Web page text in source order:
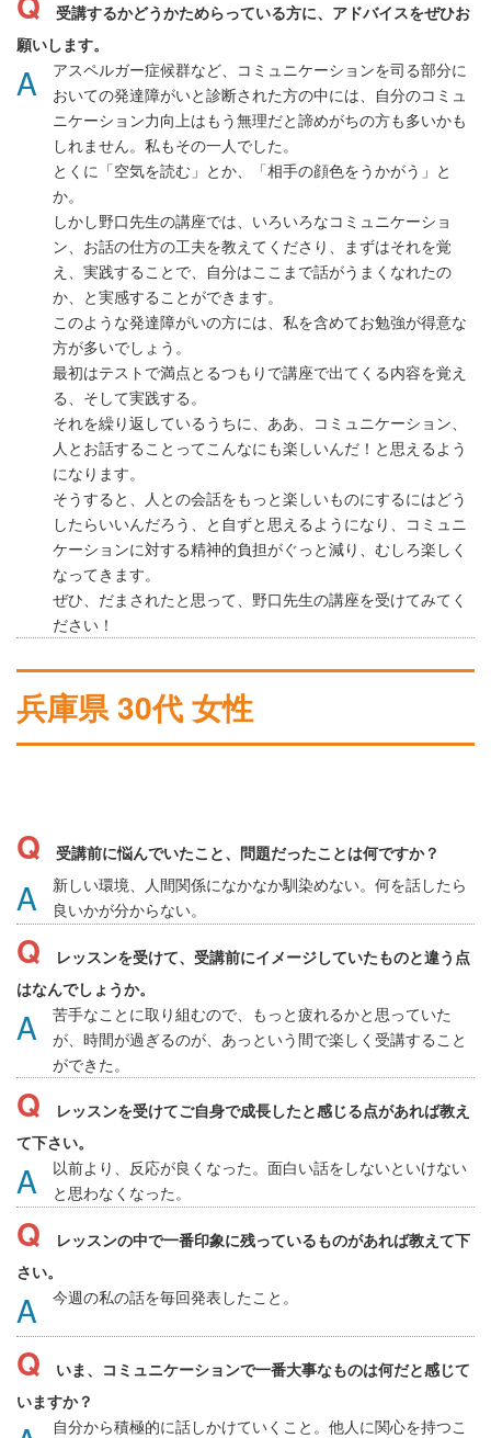
受講するかどうかためらっている方に、アドバイスをぜひお
願いします。
アスペルガー症候群など、コミュニケーションを司る部分に
おいての発達障がいと診断された方の中には、自分のコミュ
ニケーション力向上はもう無理だと諦めがちの方も多いかも
しれません。私もその一人でした。
とくに「空気を読む」とか、「相手の顔色をうかがう」と
か。
しかし野口先生の講座では、いろいろなコミュニケーショ
ン、お話の仕方の工夫を教えてくださり、まずはそれを覚
え、実践することで、自分はここまで話がうまくなれたの
か、と実感することができます。
このような発達障がいの方には、私を含めてお勉強が得意な
方が多いでしょう。
最初はテストで満点とるつもりで講座で出てくる内容を覚え
る、そして実践する。
それを繰り返しているうちに、ああ、コミュニケーション、
人とお話することってこんなにも楽しいんだ！と思えるよう
になります。
そうすると、人との会話をもっと楽しいものにするにはどう
したらいいんだろう、と自ずと思えるようになり、コミュニ
ケーションに対する精神的負担がぐっと減り、むしろ楽しく
なってきます。
ぜひ、だまされたと思って、野口先生の講座を受けてみてく
ださい！
兵庫県 30代 女性
受講前に悩んでいたこと、問題だったことは何ですか？
新しい環境、人間関係になかなか馴染めない。何を話したら
良いかが分からない。
レッスンを受けて、受講前にイメージしていたものと違う点
はなんでしょうか。
苦手なことに取り組むので、もっと疲れるかと思っていた
が、時間が過ぎるのが、あっという間で楽しく受講すること
ができた。
レッスンを受けてご自身で成長したと感じる点があれば教え
て下さい。
以前より、反応が良くなった。面白い話をしないといけない
と思わなくなった。
レッスンの中で一番印象に残っているものがあれば教えて下
さい。
今週の私の話を毎回発表したこと。
いま、コミュニケーションで一番大事なものは何だと感じて
いますか？
自分から積極的に話しかけていくこと。他人に関心を持つこ